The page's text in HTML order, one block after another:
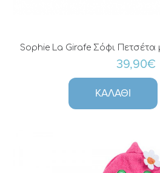
Sophie La Girafe Σόφι Πετσέτα
39,90€
ΚΑΛΆΘΙ